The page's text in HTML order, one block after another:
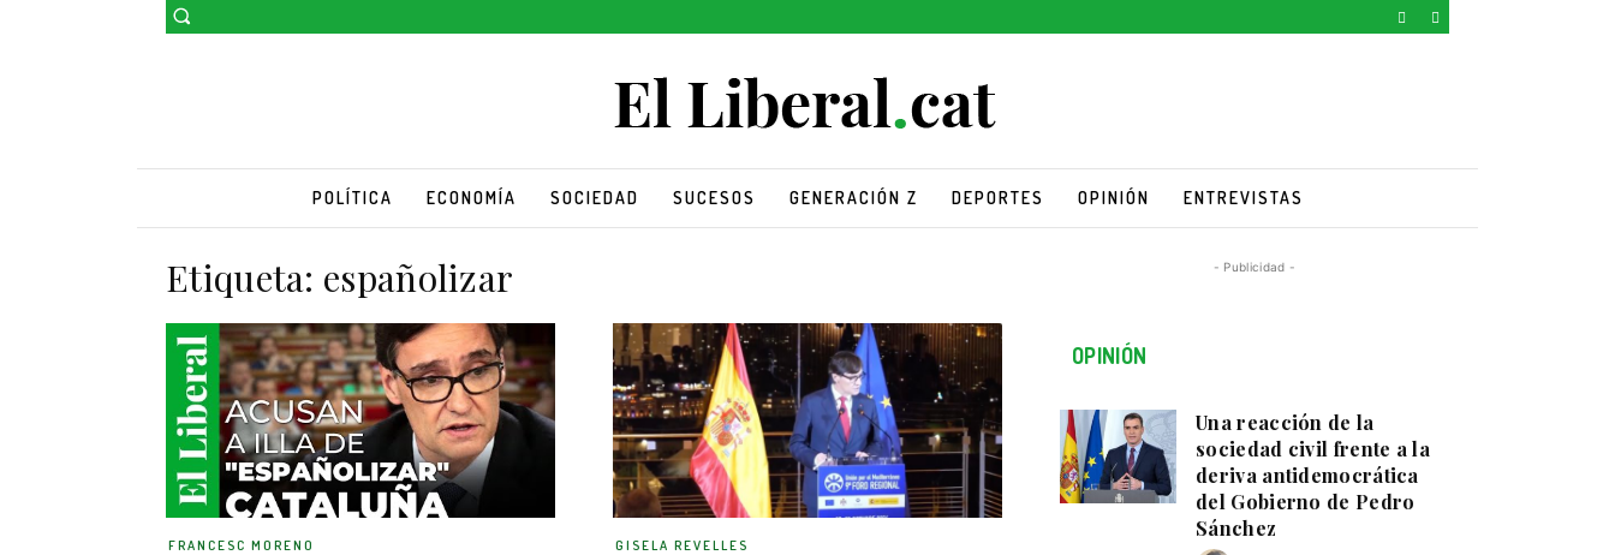
POLÍTICA ECONOMÍA SOCIEDAD SUCESOS GENERACIÓN Z DEPORTES OPINIÓN ENTREVISTAS
Etiqueta: españolizar
FRANCESC MORENO GISELA REVELLES
- Publicidad -
OPINIÓN
Una reacción de la
sociedad civil frente a la
deriva antidemocrática
del Gobierno de Pedro
Sánchez